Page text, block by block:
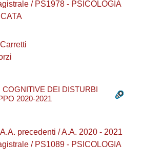
/ PS1978 - PSICOLOGIA
COGNITIVE DEI DISTURBI
2020-2021
precedenti / A.A. 2020 - 2021
/ PS1089 - PSICOLOGIA